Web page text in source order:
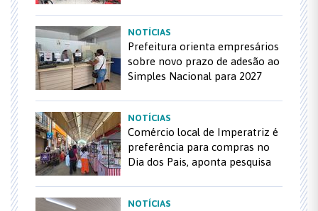
NOTÍCIAS
Prefeitura orienta empresários
sobre novo prazo de adesão ao
Simples Nacional para 2027
NOTÍCIAS
Comércio local de Imperatriz é
preferência para compras no
Dia dos Pais, aponta pesquisa
NOTÍCIAS